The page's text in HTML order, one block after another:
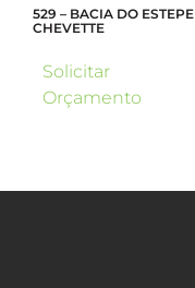
529 – BACIA DO ESTEPE
CHEVETTE
Solicitar
Orçamento